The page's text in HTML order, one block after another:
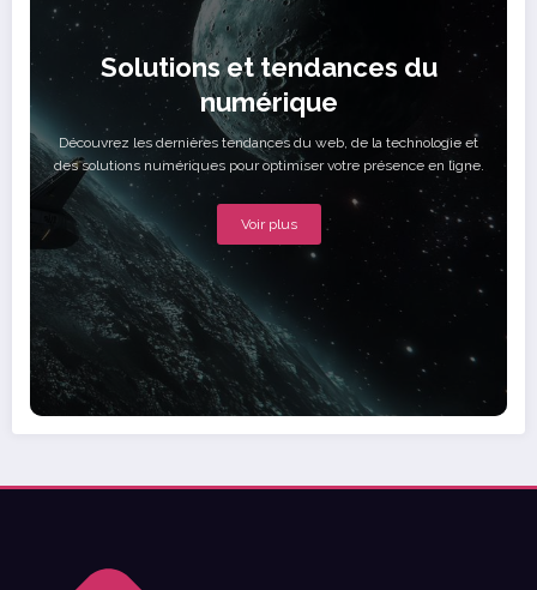
Solutions et tendances du
numérique
Découvrez les dernières tendances du web, de la technologie et
des solutions numériques pour optimiser votre présence en ligne.
Voir plus